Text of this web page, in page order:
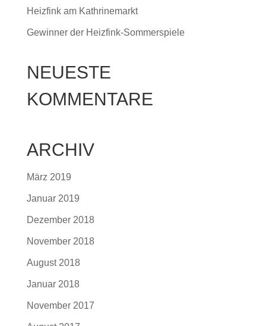
Heizfink am Kathrinemarkt
Gewinner der Heizfink-Sommerspiele
NEUESTE
KOMMENTARE
ARCHIV
März 2019
Januar 2019
Dezember 2018
November 2018
August 2018
Januar 2018
November 2017